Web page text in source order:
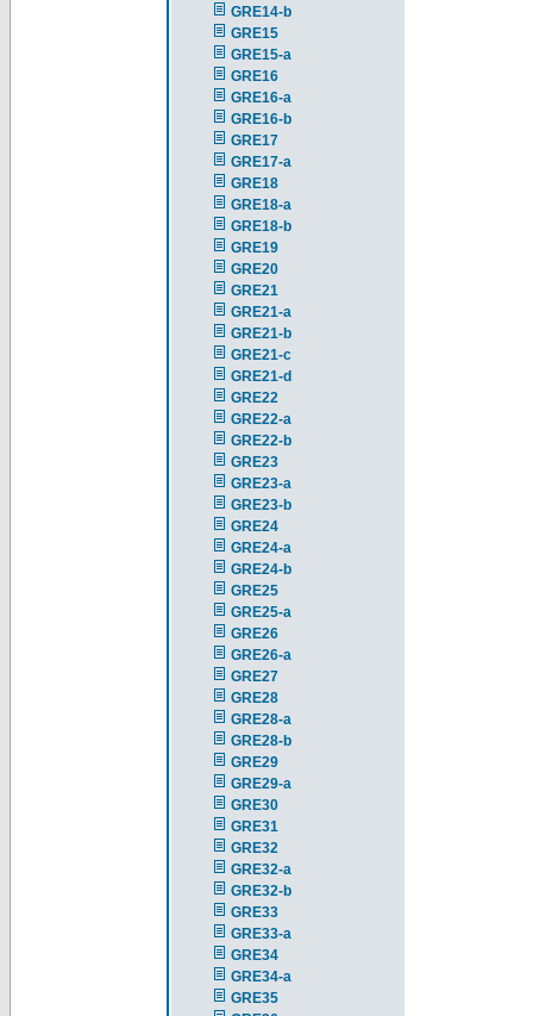
GRE14-b
GRE15
GRE15-a
GRE16
GRE16-a
GRE16-b
GRE17
GRE17-a
GRE18
GRE18-a
GRE18-b
GRE19
GRE20
GRE21
GRE21-a
GRE21-b
GRE21-c
GRE21-d
GRE22
GRE22-a
GRE22-b
GRE23
GRE23-a
GRE23-b
GRE24
GRE24-a
GRE24-b
GRE25
GRE25-a
GRE26
GRE26-a
GRE27
GRE28
GRE28-a
GRE28-b
GRE29
GRE29-a
GRE30
GRE31
GRE32
GRE32-a
GRE32-b
GRE33
GRE33-a
GRE34
GRE34-a
GRE35